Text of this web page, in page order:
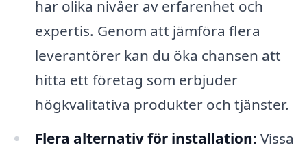
har olika nivåer av erfarenhet och
expertis. Genom att jämföra flera
leverantörer kan du öka chansen att
hitta ett företag som erbjuder
högkvalitativa produkter och tjänster.
Flera alternativ för installation: Vissa